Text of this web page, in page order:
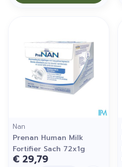
Nan
Prenan Human Milk
Fortifier Sach 72x1g
€ 29,79